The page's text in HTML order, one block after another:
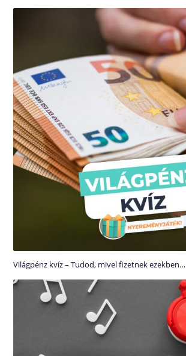
Világpénz kvíz – Tudod, mivel fizetnek ezekben…